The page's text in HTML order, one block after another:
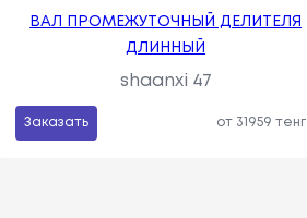
ВАЛ ПРОМЕЖУТОЧНЫЙ ДЕЛИТЕЛЯ
ДЛИННЫЙ
shaanxi 47
Заказать от 31959